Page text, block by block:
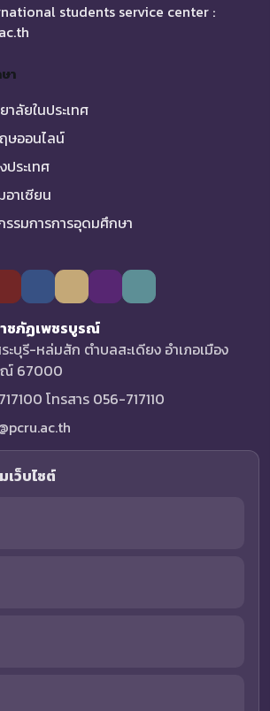
students service center :
า
าลัยในประเทศ
ษออนไลน์
ระเทศ
าเซียน
รมการการอุดมศึกษา
ชภัฏเพชรบูรณ์
ะบุรี-หล่มสัก ตำบลสะเดียง อำเภอเมือง
ณ์ 67000
โทรสาร 056-717110
ว็บไซต์